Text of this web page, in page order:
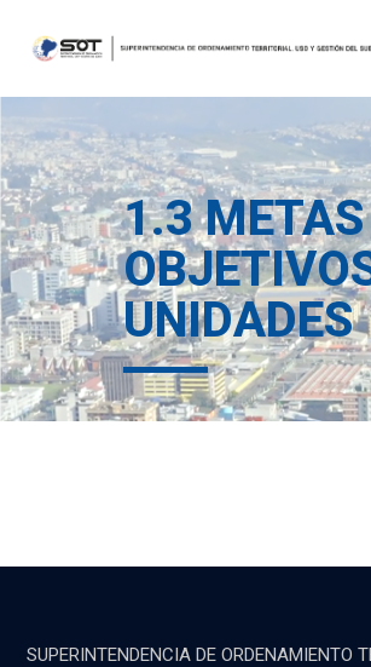
1.3
UNIDADES
SUPERINTENDENCIA DE ORDENAMIENTO